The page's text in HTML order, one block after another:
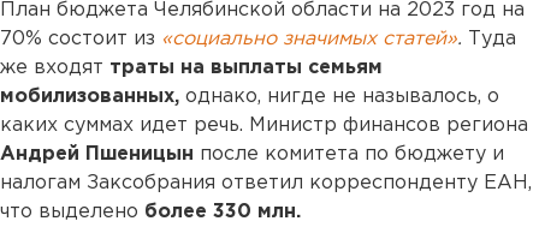
План бюджета Челябинской области на 2023 год на
70% состоит из «социально значимых статей».
Туда
же входят траты на выплаты семьям
мобилизованных, однако, нигде не называлось, о
каких суммах идет речь. Министр финансов региона
Андрей Пшеницын после комитета по бюджету и
налогам Заксобрания ответил корреспонденту ЕАН,
что выделено более 330 млн.